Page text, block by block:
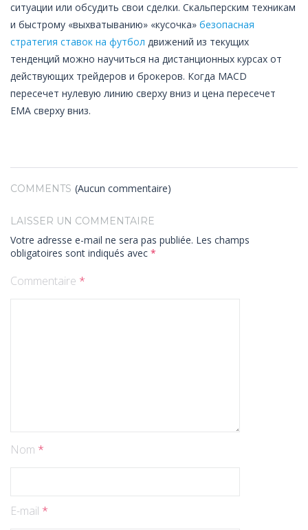
ситуации или обсудить свои сделки. Скальперским техникам
и быстрому «выхватыванию» «кусочка» безопасная
стратегия ставок на футбол движений из текущих
тенденций можно научиться на дистанционных курсах от
действующих трейдеров и брокеров. Когда MACD
пересечет нулевую линию сверху вниз и цена пересечет
EMA сверху вниз.
COMMENTS (Aucun commentaire)
LAISSER UN COMMENTAIRE
Votre adresse e-mail ne sera pas publiée. Les champs
obligatoires sont indiqués avec *
Commentaire *
Nom *
E-mail *